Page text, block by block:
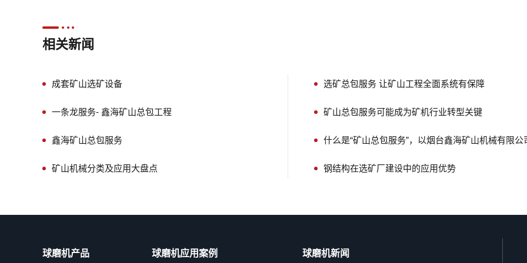
相关新闻
成套矿山选矿设备 选矿总包服务 让矿山工程全面系统有保障
一条龙服务- 鑫海矿山总包工程 矿山总包服务可能成为矿机行业转型关键
鑫海矿山总包服务
矿山机械分类及应用大盘点 钢结构在选矿厂建设中的应用优势
球磨机产品 球磨机应用案例 球磨机新闻